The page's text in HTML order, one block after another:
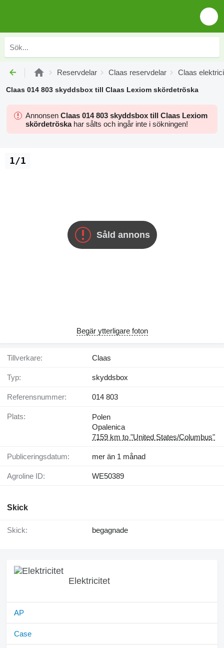
Reservdelar Claas reservdelar Claas
Claas 014 803 skyddsbox till Claas Lexiom skördetröska
Annonsen Claas 014 803 skyddsbox till Claas Lexiom
skördetröskahar sålts och ingår inte i sökningen!
Såld annons
1/1
Begär ytterligare foton
Tillverkare: Claas
Typ: skyddsbox
Referensnummer: 014 803
Plats:
Polen
Opalenica
7159 km to "United States/Columbus"
Publiceringsdatum: mer än 1 månad
Agroline ID: WE50389
Skick
Skick: begagnade
Elektricitet
AP
Case